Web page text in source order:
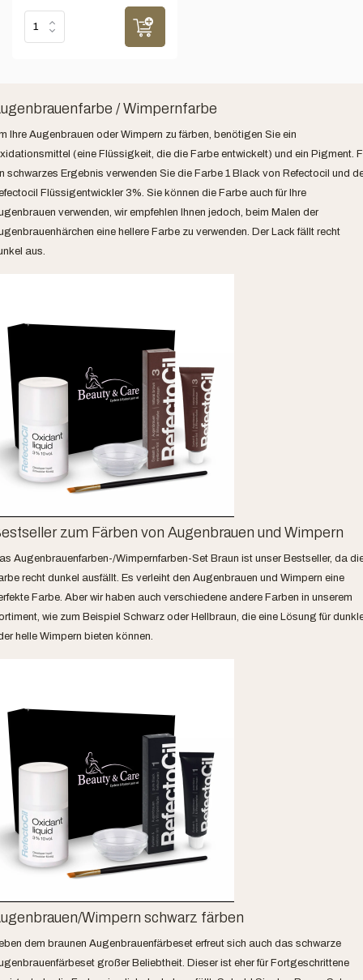
/ Wimpernfarbe
Ihre Augenbrauen oder Wimpern zu färben, benötigen Sie ein
(eine Flüssigkeit, die die Farbe entwickelt) und ein Pigment.
schwarzes Ergebnis verwenden Sie die Farbe 1 Black von Refectocil und
Flüssigentwickler 3%. Sie können die Farbe auch für Ihre
verwenden, wir empfehlen Ihnen jedoch, beim Malen der
eine hellere Farbe zu verwenden. Der Lack fällt recht
aus.
zum Färben von Augenbrauen und Wimpern
Augenbrauenfarben-/Wimpernfarben-Set Braun ist unser Bestseller, da
recht dunkel ausfällt. Es verleiht den Augenbrauen und Wimpern eine
Farbe. Aber wir haben auch verschiedene andere Farben in unserem
wie zum Beispiel Schwarz oder Hellbraun, die eine Lösung für
helle Wimpern bieten können.
Wimpern schwarz färben
dem braunen Augenbrauenfärbeset erfreut sich auch das schwarze
großer Beliebtheit. Dieser ist eher für Fortgeschrittene